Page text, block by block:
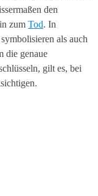
den
zum Tod. In
als auch
die genaue
gilt es, bei